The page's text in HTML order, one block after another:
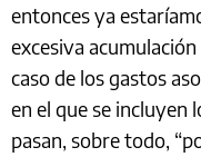
entonces ya
excesiva
caso de los gastos
en el que se incluyen
pasan, sobre todo,